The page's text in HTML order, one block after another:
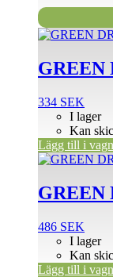
GREEN
334 SEK
I lager
Kan
Lägg till i vagn
GREEN
486 SEK
I lager
Kan
Lägg till i vagn